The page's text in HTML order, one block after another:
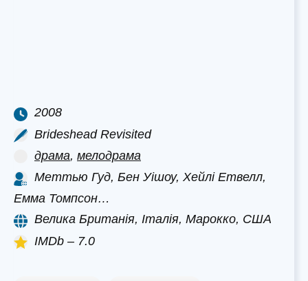
2008
Brideshead Revisited
драма, мелодрама
Меттью Гуд, Бен Уішоу, Хейлі Етвелл,
Емма Томпсон…
Велика Британія, Італія, Марокко, США
IMDb – 7.0